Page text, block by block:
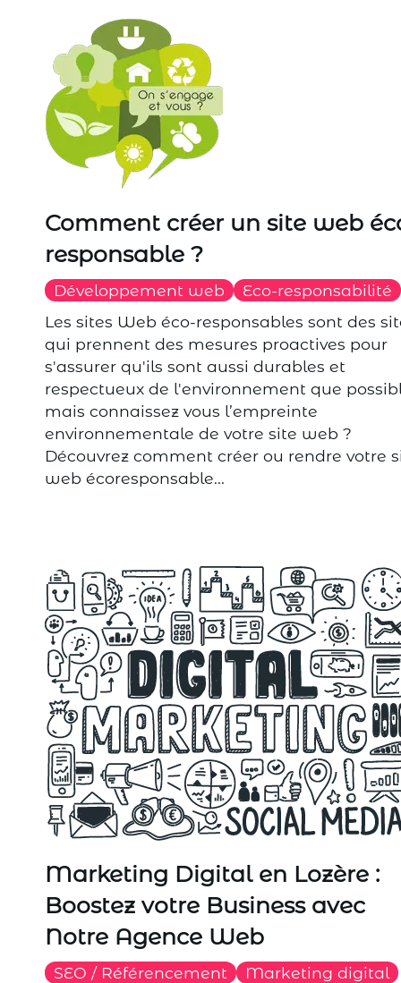
Comment créer un site web
responsable ?
Développement web
Eco-responsabilité
Les sites Web éco-responsables sont des
qui prennent des mesures proactives pour
s'assurer qu'ils sont aussi durables et
respectueux de l'environnement que
mais connaissez vous l’empreinte
environnementale de votre site web ?
Découvrez comment créer ou rendre votre
web écoresponsable...
Marketing Digital en Lozère :
Boostez votre Business avec
Notre Agence Web
SEO / Référencement
Marketing digital